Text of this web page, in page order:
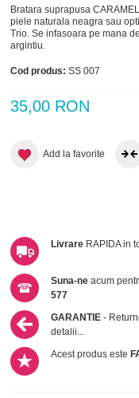
Bratara suprapusa
piele naturala neagra sau
Trio. Se infasoara pe mana
argintiu.
Cod produs:SS 007
35,00 RON
Add la favorite
Livrare RAPIDA in
Suna-ne acum
577
GARANTIE -
detalii...
Acest produs este